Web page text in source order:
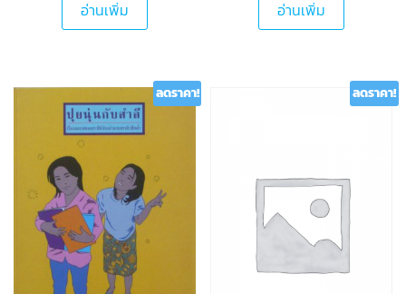
อ่านเพิ่ม อ่านเพิ่ม
ลดราคา! ลดราคา!